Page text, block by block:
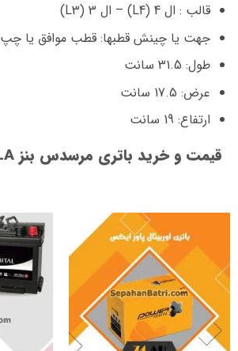
قالب : ال 4 (L4) – ال 3 (L3)
جهت یا چینش قطبها: قطب موافق یا چپ
طول: 31.5 سانت
عرض: 17.5 سانت
ارتفاع: 19 سانت
قیمت و خرید باتری مرسدس بنز GLA